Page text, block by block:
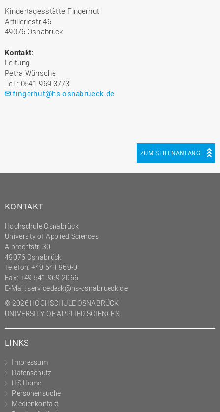
Kindertagesstätte Fingerhut
Artilleriestr.46
49076 Osnabrück
Kontakt:
Leitung
Petra Wünsche
Tel.: 0541 969-3773
fingerhut@hs-osnabrueck.de
ZUM SEITENANFANG
KONTAKT
Hochschule Osnabrück
University of Applied Sciences
Albrechtstr. 30
49076 Osnabrück
Telefon: +49 541 969-0
Fax: +49 541 969-2066
E-Mail: servicedesk@hs-osnabrueck.de
© 2026 HOCHSCHULE OSNABRÜCK
UNIVERSITY OF APPLIED SCIENCES
LINKS
Impressum
Datenschutz
HS Home
Personensuche
Medienkontakt